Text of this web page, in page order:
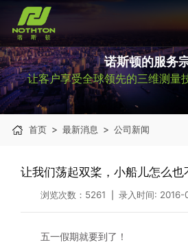
诺斯顿的服务
让客户享受全球领先的三维测量
首页 > 最新消息 > 公司新闻
让我们荡起双桨，小船儿怎么
浏览次数：5261 录入时间:
五一假期就要到了！